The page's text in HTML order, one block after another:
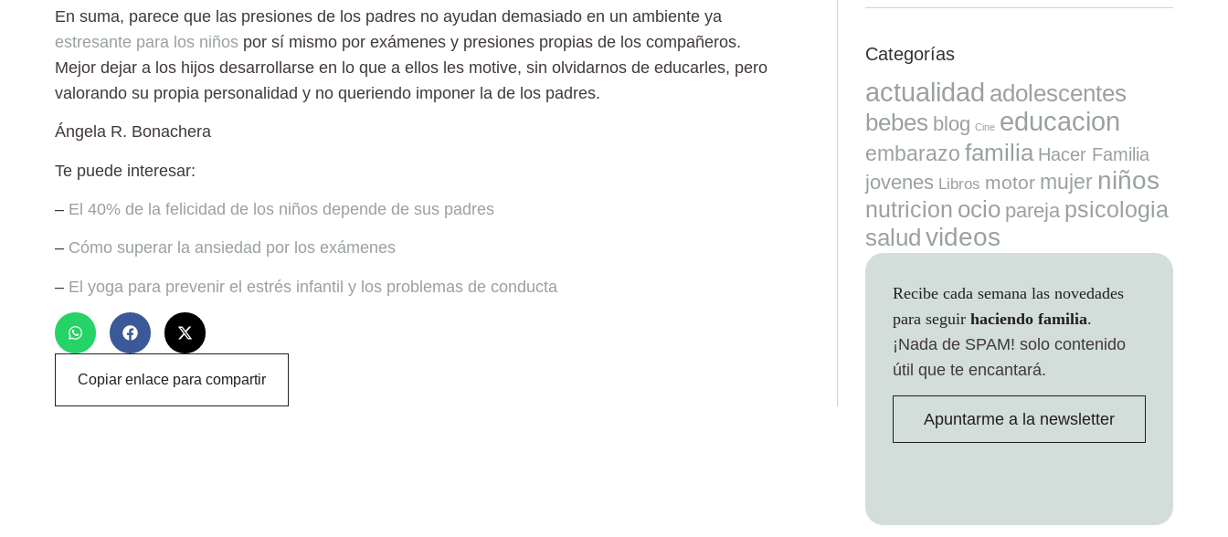
En suma, parece que las presiones de los padres no ayudan demasiado en un ambiente ya
estresante para los niños por sí mismo por exámenes y presiones propias de los compañeros.
Mejor dejar a los hijos desarrollarse en lo que a ellos les motive, sin olvidarnos de educarles, pero
valorando su propia personalidad y no queriendo imponer la de los padres.
Ángela R. Bonachera
Te puede interesar:
– El 40% de la felicidad de los niños depende de sus padres
– Cómo superar la ansiedad por los exámenes
– El yoga para prevenir el estrés infantil y los problemas de conducta
Copiar enlace para compartir
Categorías
actualidad adolescentes
bebes blog Cine educacion
embarazo familia Hacer Familia
jovenes Libros motor mujer niños
nutricion ocio pareja psicologia
salud videos
Recibe cada semana las novedades
para seguir haciendo familia.
¡Nada de SPAM! solo contenido
útil que te encantará.
Apuntarme a la newsletter